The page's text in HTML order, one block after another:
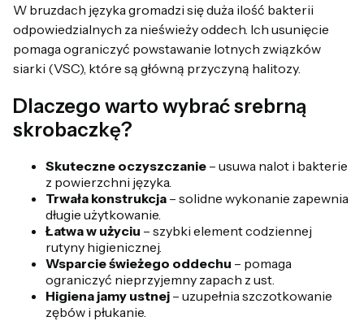
W bruzdach języka gromadzi się duża ilość bakterii
odpowiedzialnych za nieświeży oddech. Ich usunięcie
pomaga ograniczyć powstawanie lotnych związków
siarki (VSC), które są główną przyczyną halitozy.
Dlaczego warto wybrać srebrną
skrobaczkę?
Skuteczne oczyszczanie – usuwa nalot i bakterie
z powierzchni języka.
Trwała konstrukcja – solidne wykonanie zapewnia
długie użytkowanie.
Łatwa w użyciu – szybki element codziennej
rutyny higienicznej.
Wsparcie świeżego oddechu – pomaga
ograniczyć nieprzyjemny zapach z ust.
Higiena jamy ustnej – uzupełnia szczotkowanie
zębów i płukanie.